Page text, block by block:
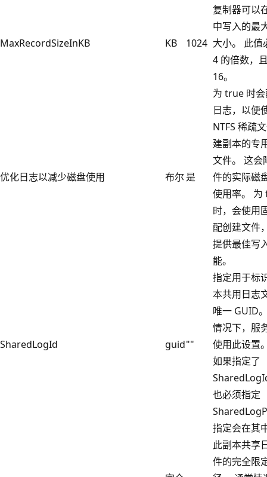
MaxRecordSizeInKB KB 1024
复制器可以
中写入的最
大小。 此值
4 的倍数，
16。
优化日志以减少磁盘使用 布尔 是
为 true 时
日志，以便
NTFS 稀疏
建副本的专
文件。 这会
件的实际磁
使用率。 为
时，会使用
配创建文件
提供最佳写
能。
SharedLogId guid""
指定用于标
本共用日志
唯一 GUID
情况下，服
使用此设置
如果指定了
也必须指定
指定会在其
此副本共享
件的完全限